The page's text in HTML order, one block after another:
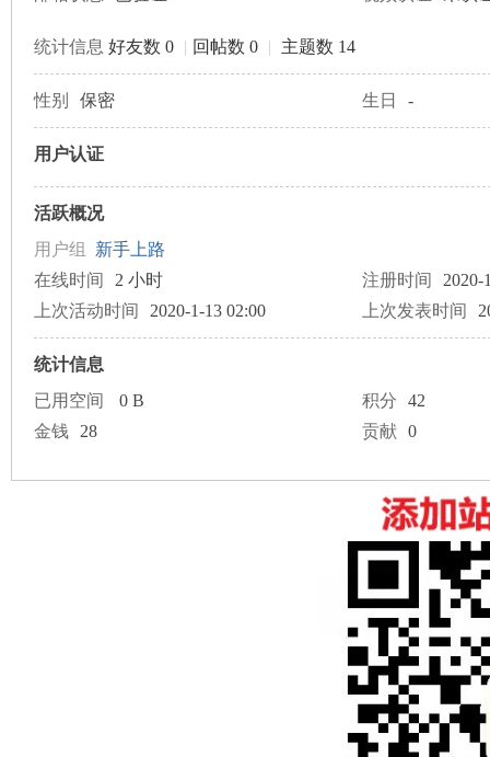
统计信息 好友数 0 | 回帖数 0 | 主题数 14
性别 保密 生日 -
用户认证
活跃概况
用户组 新手上路
在线时间
2 小时 注册时间
2020-
上次活动时间
2020-1-13 02:00 上次发表时间
统计信息
已用空间
0 B 积分
42
金钱
28 贡献 0